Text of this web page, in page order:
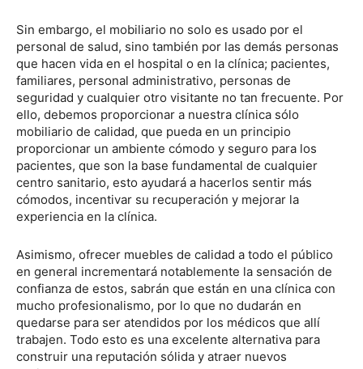
Sin embargo, el mobiliario no solo es usado por el
personal de salud, sino también por las demás personas
que hacen vida en el hospital o en la clínica; pacientes,
familiares, personal administrativo, personas de
seguridad y cualquier otro visitante no tan frecuente. Por
ello, debemos proporcionar a nuestra clínica sólo
mobiliario de calidad, que pueda en un principio
proporcionar un ambiente cómodo y seguro para los
pacientes, que son la base fundamental de cualquier
centro sanitario, esto ayudará a hacerlos sentir más
cómodos, incentivar su recuperación y mejorar la
experiencia en la clínica.
Asimismo, ofrecer muebles de calidad a todo el público
en general incrementará notablemente la sensación de
confianza de estos, sabrán que están en una clínica con
mucho profesionalismo, por lo que no dudarán en
quedarse para ser atendidos por los médicos que allí
trabajen. Todo esto es una excelente alternativa para
construir una reputación sólida y atraer nuevos